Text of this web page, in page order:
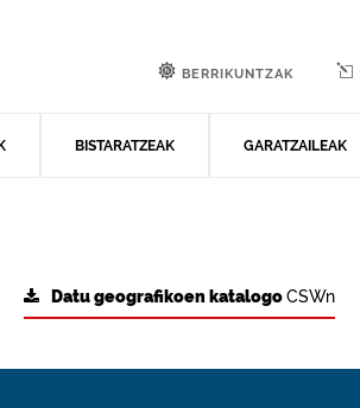
BISTARATZEAK GARATZAILEAK
BERRIKUNTZAK
Datu geografikoen katalogoCSWn